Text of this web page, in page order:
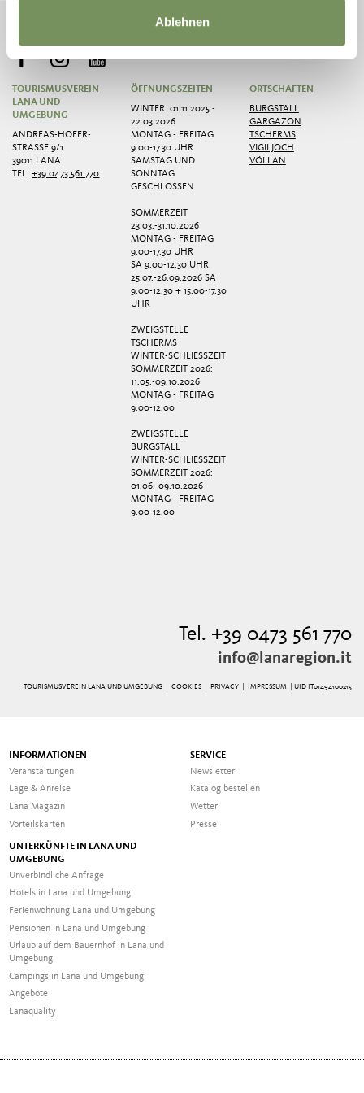
Ablehnen
TOURISMUSVEREIN
LANA UND
UMGEBUNG
ANDREAS-HOFER-
STRASSE 9/1
39011 LANA
TEL.+39 0473 561 770
ÖFFNUNGSZEITEN
WINTER: 01.11.2025 -
22.03.2026
MONTAG - FREITAG
9.00-17.30 UHR
SAMSTAG UND
SONNTAG
GESCHLOSSEN
SOMMERZEIT
23.03.-31.10.2026
MONTAG - FREITAG
9.00-17.30 UHR
SA 9.00-12.30 UHR
25.07.-26.09.2026 SA
9.00-12.30 + 15.00-17.30
UHR
ZWEIGSTELLE
TSCHERMS
WINTER-SCHLIESSZEIT
SOMMERZEIT 2026:
11.05.-09.10.2026
MONTAG - FREITAG
9.00-12.00
ZWEIGSTELLE
BURGSTALL
WINTER-SCHLIESSZEIT
SOMMERZEIT 2026:
01.06.-09.10.2026
MONTAG - FREITAG
9.00-12.00
ORTSCHAFTEN
BURGSTALL
GARGAZON
TSCHERMS
VIGILJOCH
VÖLLAN
Tel. +39 0473 561 770
info@lanaregion.it
TOURISMUSVEREIN LANA UND UMGEBUNG | COOKIES| PRIVACY| IMPRESSUM | UID IT01494100215
INFORMATIONEN
Veranstaltungen
Lage & Anreise
Lana Magazin
Vorteilskarten
SERVICE
Newsletter
Katalog bestellen
Wetter
Presse
UNTERKÜNFTE IN LANA UND
UMGEBUNG
Unverbindliche Anfrage
Hotels in Lana und Umgebung
Ferienwohnung Lana und Umgebung
Pensionen in Lana und Umgebung
Urlaub auf dem Bauernhof in Lana und
Umgebung
Campings in Lana und Umgebung
Angebote
Lanaquality